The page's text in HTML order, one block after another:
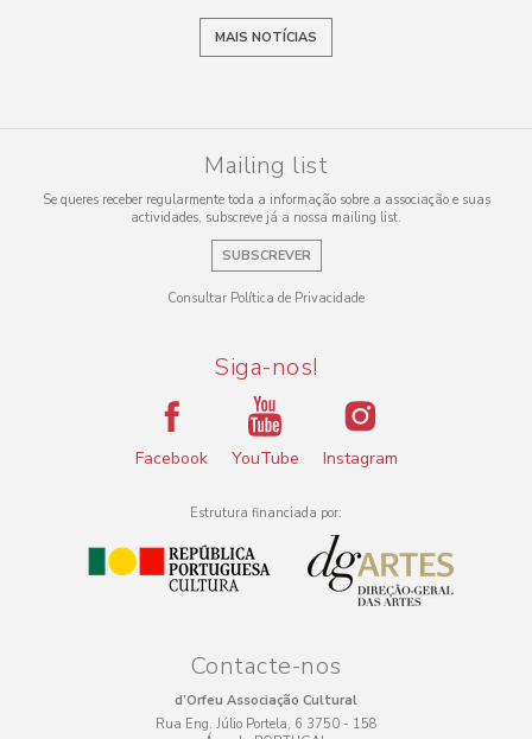
MAIS NOTÍCIAS
Mailing list
Se queres receber regularmente toda a informação sobre a associação e suas
actividades, subscreve já a nossa mailing list.
SUBSCREVER
Consultar Política de Privacidade
Siga-nos!
Facebook YouTube Instagram
Estrutura financiada por:
Contacte-nos
d’Orfeu Associação Cultural
Rua Eng. Júlio Portela, 6 3750 - 158